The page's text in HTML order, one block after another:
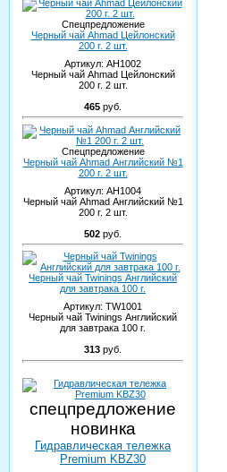
Спецпредложение
Черный чай Ahmad Цейлонский
200 г. 2 шт.
Артикул: AH1002
Черный чай Ahmad Цейлонский
200 г. 2 шт.
465 руб.
Спецпредложение
Черный чай Ahmad Английский №1
200 г. 2 шт.
Артикул: AH1004
Черный чай Ahmad Английский №1
200 г. 2 шт.
502 руб.
Черный чай Twinings Английский
для завтрака 100 г.
Артикул: TW1001
Черный чай Twinings Английский
для завтрака 100 г.
313 руб.
спецпредложение
новинка
Гидравлическая тележка
Premium KBZ30